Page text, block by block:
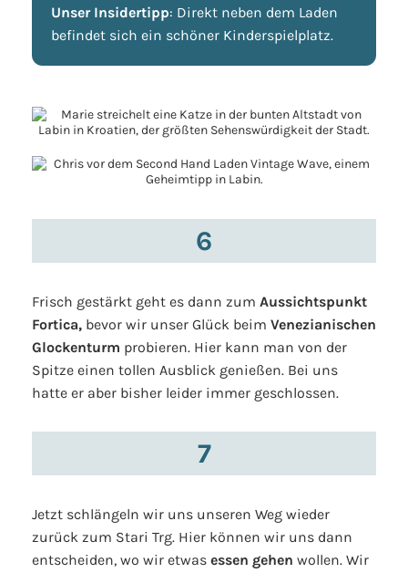
Unser Insidertipp: Direkt neben dem Laden
befindet sich ein schöner Kinderspielplatz.
6
Frisch gestärkt geht es dann zum Aussichtspunkt
Fortica, bevor wir unser Glück beim Venezianischen
Glockenturm probieren. Hier kann man von der
Spitze einen tollen Ausblick genießen. Bei uns
hatte er aber bisher leider immer geschlossen.
7
Jetzt schlängeln wir uns unseren Weg wieder
zurück zum Stari Trg. Hier können wir uns dann
entscheiden, wo wir etwas essen gehen wollen. Wir